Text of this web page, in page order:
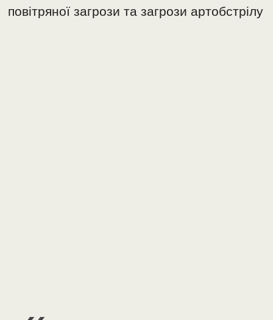
повітряної загрози та загрози артобстрілу